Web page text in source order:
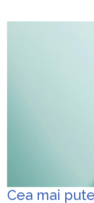
Cea mai